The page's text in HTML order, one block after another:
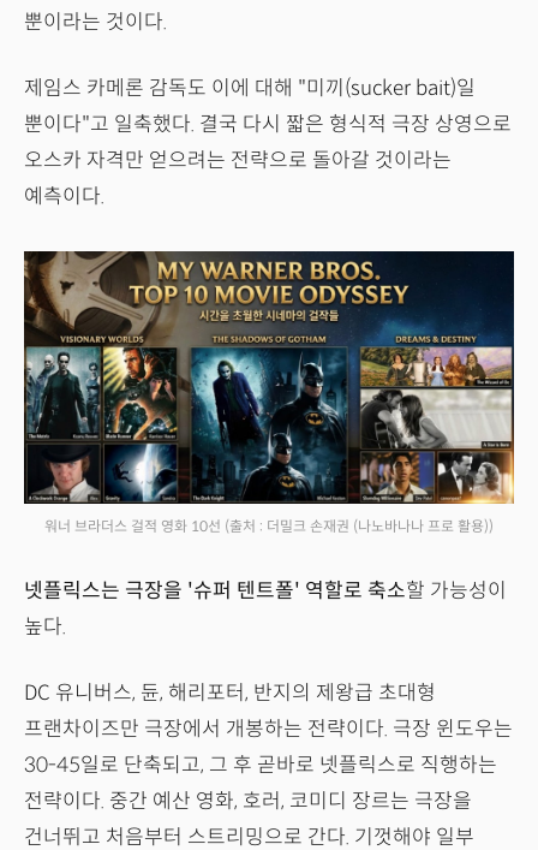
뿐이라는 것이다.
제임스 카메론 감독도 이에 대해 "미끼(sucker bait)일
뿐이다"고 일축했다. 결국 다시 짧은 형식적 극장 상영으로
오스카 자격만 얻으려는 전략으로 돌아갈 것이라는
예측이다.
워너 브라더스 걸적 영화 10선 (출처 : 더밀크 손재권 (나노바나나 프로 활용))
넷플릭스는 극장을 '슈퍼 텐트폴' 역할로 축소할 가능성이
높다.
DC 유니버스, 듄, 해리포터, 반지의 제왕급 초대형
프랜차이즈만 극장에서 개봉하는 전략이다. 극장 윈도우는
30-45일로 단축되고, 그 후 곧바로 넷플릭스로 직행하는
전략이다. 중간 예산 영화, 호러, 코미디 장르는 극장을
건너뛰고 처음부터 스트리밍으로 간다. 기껏해야 일부